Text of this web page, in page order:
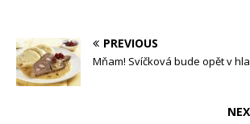
PREVIOUS
Mňam! Svíčková bude opět v